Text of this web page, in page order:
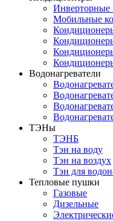
Инверторные
Мобильные
Водонагреватели
ТЭНы
ТЭНБ
Тэн на воду
Тэн на воздух
Тэн для
Тепловые пушки
Газовые
Дизельные